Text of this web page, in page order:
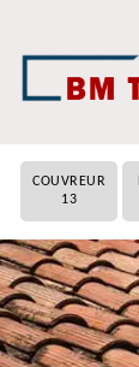
COUVREUR
13